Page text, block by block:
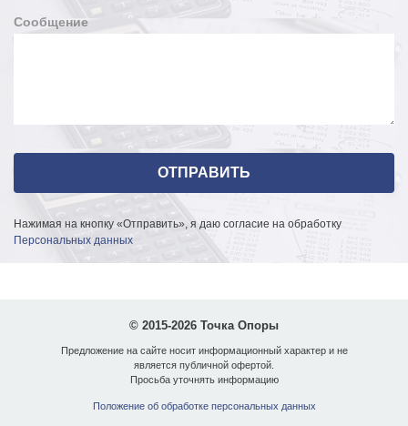
Сообщение
Нажимая на кнопку «Отправить», я даю согласие на обработку
Персональных данных
© 2015-2026 Точка Опоры
Предложение на сайте носит информационный характер и не
является публичной офертой.
Просьба уточнять информацию
Положение об обработке персональных данных